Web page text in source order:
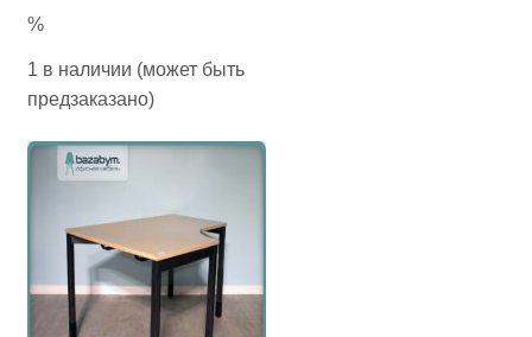
%
1 в наличии (может быть
предзаказано)